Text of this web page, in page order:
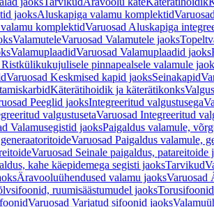
jaoksAluskapiga valamu komplektid
komplektidVaruosad Aluskapiga
ValamuteleVaruosad Valamutele jaoks
ValamuplaadidVaruosad Valamuplaadid jaoks
pinnapealsele valamule
Varuosad Keskmised kapid jaoksSeinakapid
Käterätihoidik ja käterätikonks
Peeglid jaoksIntegreeritud valgustusega
valgustusetaVaruosad Integreeritud
Valamusegistid jaoksPaigaldus valamule,
Varuosad Paigaldus valamule,
Varuosad Seinale paigaldus, patareitoide
kahe käepidemega segisti jaoksTarvikud
Äravooluühendused valamu jaoksVaruosad
ruumisäästumudel jaoks
Varuosad Varjatud sifoonid jaoks